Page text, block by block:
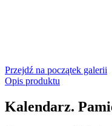
Przejdź na początek galerii
Opis produktu
Kalendarz.